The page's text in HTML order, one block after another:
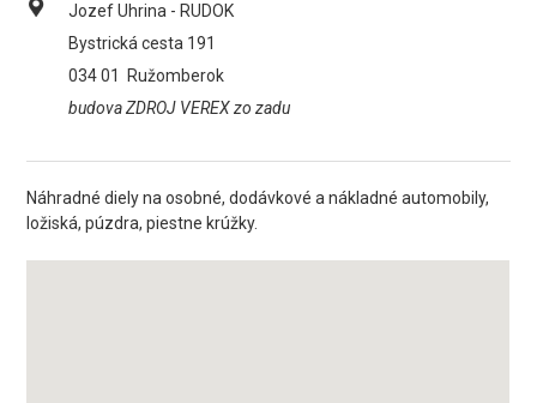
Jozef Uhrina - RUDOK
Bystrická cesta 191
034 01
Ružomberok
budova ZDROJ VEREX zo zadu
Náhradné diely na osobné, dodávkové a nákladné automobily,
ložiská, púzdra, piestne krúžky.